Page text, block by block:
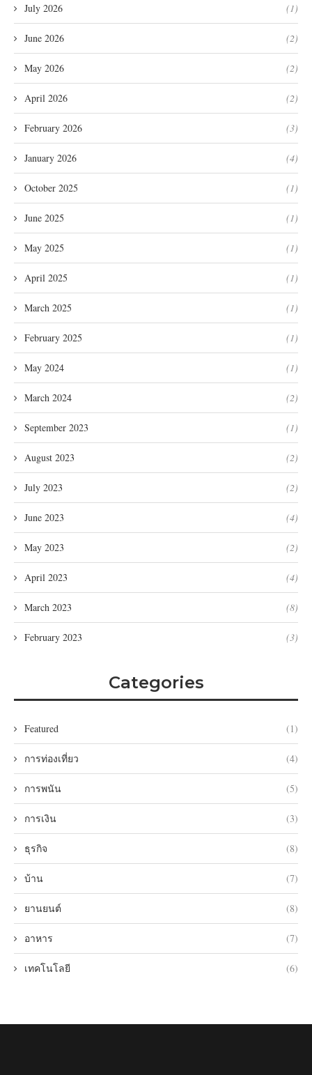
July 2026 (1)
June 2026 (2)
May 2026 (2)
April 2026 (2)
February 2026 (3)
January 2026 (4)
October 2025 (1)
June 2025 (1)
May 2025 (1)
April 2025 (1)
March 2025 (1)
February 2025 (1)
May 2024 (1)
March 2024 (2)
September 2023 (1)
August 2023 (2)
July 2023 (2)
June 2023 (4)
May 2023 (2)
April 2023 (4)
March 2023 (8)
February 2023 (3)
Categories
Featured (1)
การท่องเที่ยว (4)
การพนัน (5)
การเงิน (3)
ธุรกิจ (8)
บ้าน (7)
ยานยนต์ (8)
อาหาร (7)
เทคโนโลยี (6)